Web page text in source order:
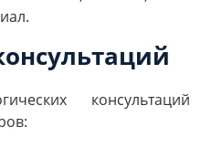
консультаций